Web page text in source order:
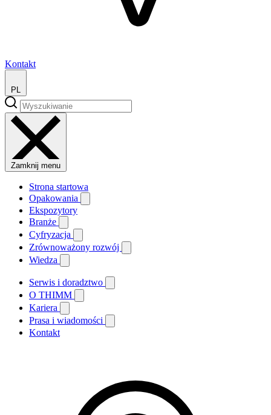
Kontakt
PL
Zamknij menu
Strona startowa
Opakowania
Ekspozytory
Branże
Cyfryzacja
Zrównoważony rozwój
Wiedza
Serwis i doradztwo
O THIMM
Kariera
Prasa i wiadomości
Kontakt